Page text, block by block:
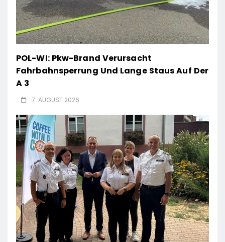
POL-WI: Pkw-Brand Verursacht
Fahrbahnsperrung Und Lange Staus Auf Der
A 3
7. AUGUST 2026